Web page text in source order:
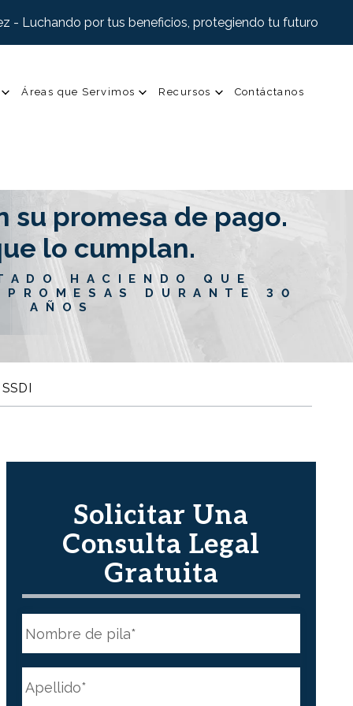
- Luchando por tus beneficios, protegiendo tu futuro
Áreas que Servimos Recursos Contáctanos
su promesa de pago.
lo cumplan.
HACIENDO QUE
DURANTE 30
AÑOS
Solicitar Una
Consulta Legal
Gratuita
o
m
b
r
*
a
m